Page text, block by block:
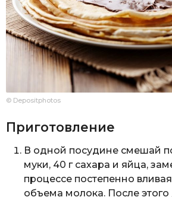
© Depositphotos
Приготовление
В одной посудине смешай
муки, 40 г сахара и яйца,
процессе постепенно вливая
объема молока. После этого